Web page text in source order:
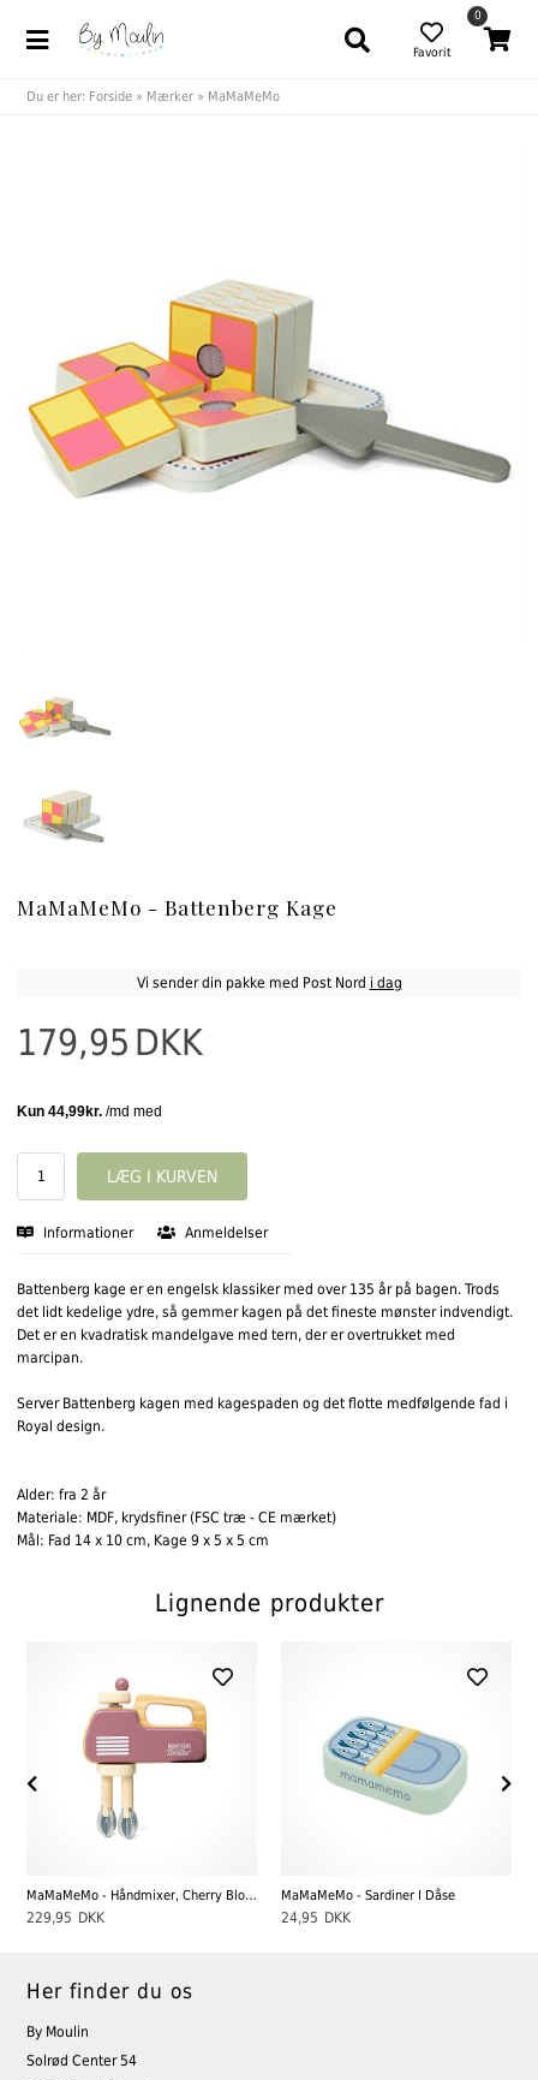
Favorit
0
Du er her: Forside » Mærker » MaMaMeMo
MaMaMeMo - Battenberg Kage
Vi sender din pakke med Post Nord i dag
179,95 DKK
Informationer Anmeldelser
Battenberg kage er en engelsk klassiker med over 135 år på bagen. Trods
det lidt kedelige ydre, så gemmer kagen på det fineste mønster indvendigt.
Det er en kvadratisk mandelgave med tern, der er overtrukket med
marcipan.
Server Battenberg kagen med kagespaden og det flotte medfølgende fad i
Royal design.
Alder: fra 2 år
Materiale: MDF, krydsfiner (FSC træ - CE mærket)
Mål: Fad 14 x 10 cm, Kage 9 x 5 x 5 cm
Lignende produkter
MaMaMeMo - Håndmixer, Cherry Blossom
229,95 DKK
MaMaMeMo - Sardiner I Dåse
24,95 DKK
Her finder du os
By Moulin
Solrød Center 54